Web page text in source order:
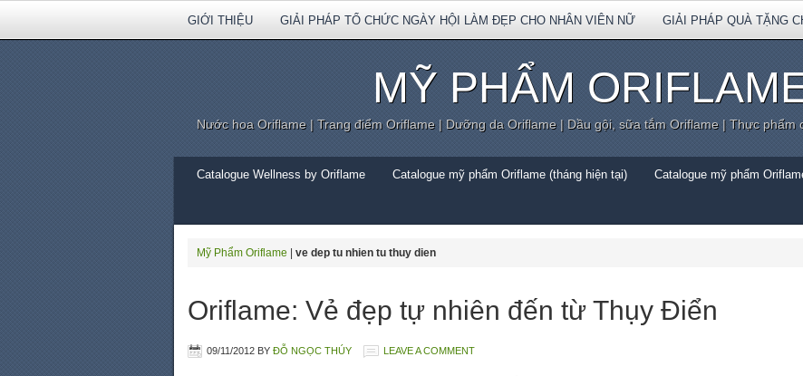
GIỚI THIỆU GIẢI PHÁP TỔ CHỨC NGÀY HỘI LÀM ĐẸP CHO NHÂN VIÊN NỮ GIẢI PHÁP QUÀ TẶNG
MỸ PHẨM
Nước hoa Oriflame | Trang điểm Oriflame | Dưỡng da Oriflame | Dầu gội, sữa tắm Oriflame | Thực phẩm
Catalogue Wellness by Oriflame Catalogue mỹ phẩm Oriflame (tháng hiện tại) Catalogue mỹ phẩm
Mỹ Phẩm Oriflame ve dep tu nhien tu thuy dien
Oriflame: Vẻ đẹp tự nhiên đến từ Thụy Điển
09/11/2012 BY ĐỖ NGỌC THÚY LEAVE A COMMENT